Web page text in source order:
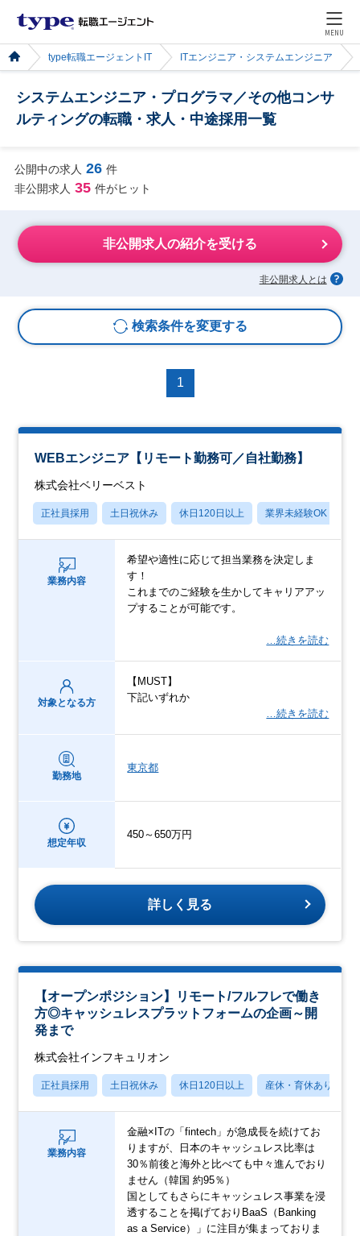
MENU
type転職エージェントIT ITエンジニア・システムエンジニア
システムエンジニア・プログラマ／その他コンサ
ルティングの転職・求人・中途採用一覧
公開中の求人 26 件
非公開求人 35 件がヒット
非公開求人の紹介を受ける
非公開求人とは
検索条件を変更する
1
WEBエンジニア【リモート勤務可／自社勤務】
株式会社ベリーベスト
正社員採用 土日祝休み 休日120日以上 業界未経験OK
業務内容
希望や適性に応じて担当業務を決定しま
す！
これまでのご経験を生かしてキャリアアッ
プすることが可能です。
…続きを読む
対象となる方
【MUST】
下記いずれか
…続きを読む
勤務地
東京都
想定年収
450～650万円
詳しく見る
【オープンポジション】リモート/フルフレで働き
方◎キャッシュレスプラットフォームの企画～開
発まで
株式会社インフキュリオン
正社員採用 土日祝休み 休日120日以上 産休・育休あり
業務内容
金融×ITの「fintech」が急成長を続けてお
りますが、日本のキャッシュレス比率は
30％前後と海外と比べても中々進んでおり
ません（韓国 約95％）
国としてもさらにキャッシュレス事業を浸
透することを掲げておりBaaS（Banking
as a Service）」に注目が集まっておりま